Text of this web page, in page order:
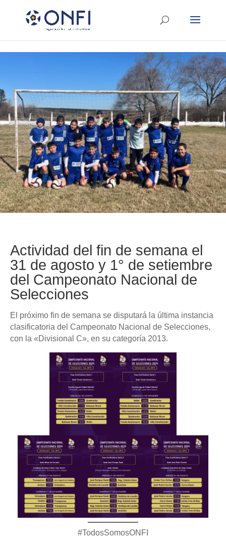
Actividad del fin de semana el
31 de agosto y 1° de setiembre
del Campeonato Nacional de
Selecciones
El próximo fin de semana se disputará la última instancia
clasificatoria del Campeonato Nacional de Selecciones,
con la «Divisional C», en su categoría 2013.
#TodosSomosONFI